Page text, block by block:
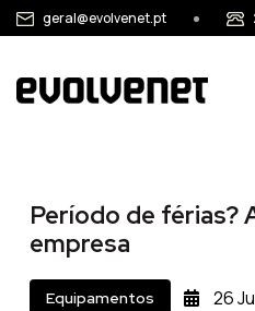
Passar para o conteúdo principal
geral@evolvenet.pt
Período de férias?
empresa
Equipamentos 26